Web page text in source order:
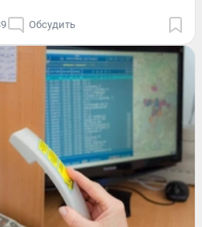
Обсудить